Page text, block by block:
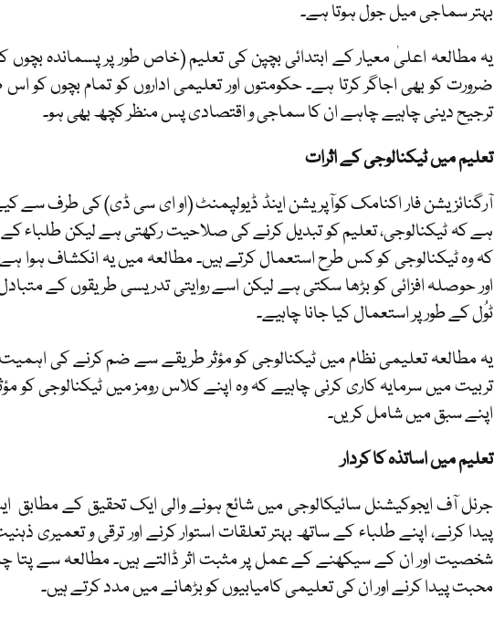
بہتر سماجی میل جول ہوتا ہے۔
یہ مطالعہ اعلیٰ معیار کے ابتدائی بچپن کی تعلیم (خاص طور پر پسماندہ
ضرورت کو بھی اجاگر کرتا ہے۔ حکومتوں اور تعلیمی اداروں کو تمام بچوں کو
ترجیح دینی چاہیے چاہے ان کا سماجی و اقتصادی پس منظر کچھ بھی ہو۔
تعلیم میں ٹیکنالوجی کے اثرات
آرگنائزیشن فار اکنامک کوآپریشن اینڈ ڈیولپمنٹ (او ای سی ڈی) کی طرف
ہے کہ ٹیکنالوجی، تعلیم کو تبدیل کرنے کی صلاحیت رکھتی ہے لیکن طلباء
کہ وہ ٹیکنالوجی کو کس طرح استعمال کرتے ہیں۔ مطالعہ میں یہ انکشاف
اور حوصلہ افزائی کو بڑھا سکتی ہے لیکن اسے روایتی تدریسی طریقوں کے
ٹوُل کے طور پر استعمال کیا جانا چاہیے۔
یہ مطالعہ تعلیمی نظام میں ٹیکنالوجی کو مؤثر طریقے سے ضم کرنے کی اہمیت
تربیت میں سرمایہ کاری کرنی چاہیے کہ وہ اپنے کلاس رومز میں ٹیکنالوجی
اپنے سبق میں شامل کریں۔
تعلیم میں اساتذہ کا کردار
جرنل آف ایجوکیشنل سائیکالوجی میں شائع ہونے والی ایک تحقیق کے مطابق
پیدا کرنے، اپنے طلباء کے ساتھ بہتر تعلقات استوار کرنے اور ترقی و تعمیری
شخصیت اور ان کے سیکھنے کے عمل پر مثبت اثر ڈالتے ہیں۔ مطالعہ سے پتا
محبت پیدا کرنے اور ان کی تعلیمی کامیابیوں کو بڑھانے میں مدد کرتے ہیں۔